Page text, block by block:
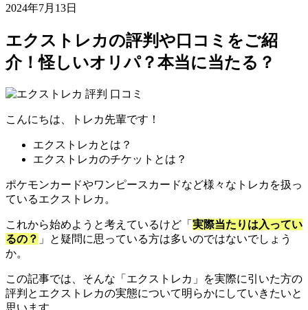
2024年7月13日
エクストレカの評判や口コミをご紹
介！怪しいオリパ？本当に当たる？
こんにちは、トレカ先輩です！
エクストレカとは？
エクストレカのチケットとは？
ポケモンカードやワンピースカードなど様々なトレカを扱っ
ているエクストレカ。
これから始めようと考えているけど「 実際当たりは入ってい
るの？ 」と疑問に思っている方は多いのではないでしょう
か。
この記事では、そんな「エクストレカ」を実際に引いた方の
評判とエクストレカの実態について明らかにしていきたいと
思います。